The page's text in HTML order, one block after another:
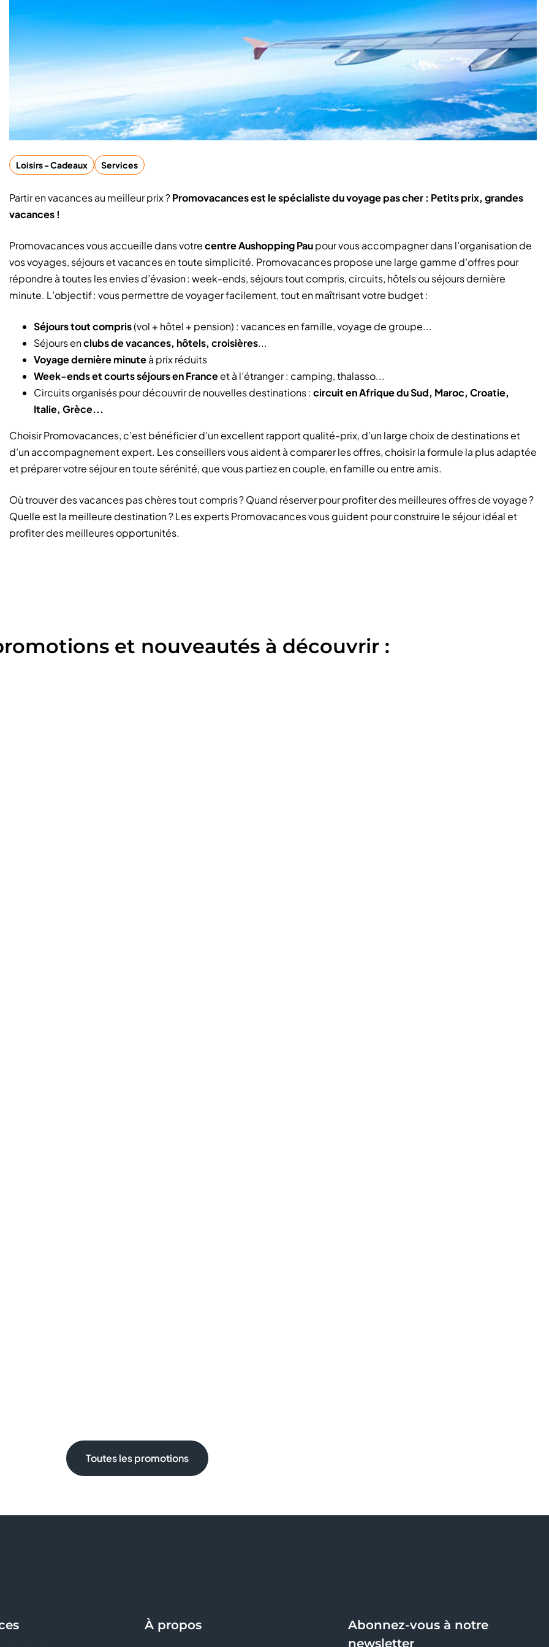
Loisirs - Cadeaux Services
Partir en vacances au meilleur prix ?Promovacances est le spécialiste du voyage pas cher : Petits prix, grandes
vacances !
Promovacances vous accueille dans votrecentre Aushopping Paupour vous accompagner dans l’organisation de
vos voyages, séjours et vacances en toute simplicité. Promovacances propose une large gamme d’offres pour
répondre à toutes les envies d’évasion : week-ends, séjours tout compris, circuits, hôtels ou séjours dernière
minute. L’objectif : vous permettre de voyager facilement, tout en maîtrisant votre budget :
Séjours tout compris(vol + hôtel + pension) : vacances en famille, voyage de groupe...
Séjours enclubs de vacances, hôtels, croisières...
Voyage dernière minuteà prix réduits
Week-ends et courts séjours en Franceet à l’étranger : camping, thalasso...
Circuits organisés pour découvrir de nouvelles destinations : circuit en Afrique du Sud, Maroc, Croatie,
Italie, Grèce...
Choisir Promovacances, c’est bénéficier d’un excellent rapport qualité-prix, d’un large choix de destinations et
d’un accompagnement expert. Les conseillers vous aident à comparer les offres, choisir la formule la plus adaptée
et préparer votre séjour en toute sérénité, que vous partiez en couple, en famille ou entre amis.
Où trouver des vacances pas chères tout compris ? Quand réserver pour profiter des meilleures offres de voyage ?
Quelle est la meilleure destination ? Les experts Promovacances vous guident pour construire le séjour idéal et
profiter des meilleures opportunités.
et nouveautés à découvrir :
Toutes les promotions
À propos
Abonnez-vous à notre
newsletter